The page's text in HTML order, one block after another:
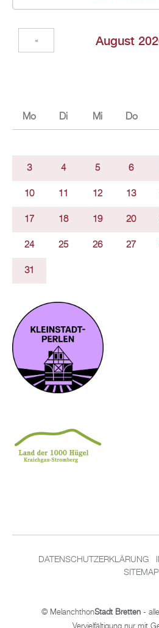
Au­gust
«
Mo Di Mi Do
3 4 5 6
10 11 12 13
17 18 19 20
24 25 26 27
31
DA­TEN­SCHUT­Z­ER­KLÄ­RUNG
SITEMAP
© Me­lan­chthonStadt Brett­en -
Ver­viel­fäl­ti­gung nur mit